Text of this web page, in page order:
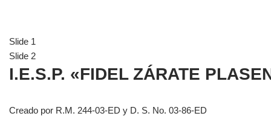
Slide 1
Slide 2
I.E.S.P. «FIDEL ZÁRATE
Creado por R.M. 244-03-ED y D. S. No. 03-86-ED